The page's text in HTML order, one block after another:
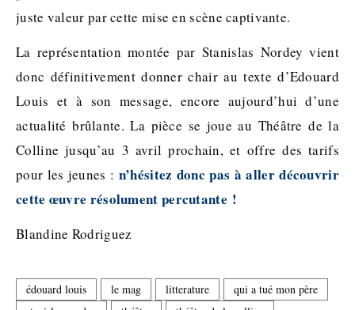
juste valeur par cette mise en scène captivante.
La représentation montée par Stanislas Nordey vient
donc définitivement donner chair au texte d’Edouard
Louis et à son message, encore aujourd’hui d’une
actualité brûlante. La pièce se joue au Théâtre de la
Colline jusqu’au 3 avril prochain, et offre des tarifs
pour les jeunes : n’hésitez donc pas à aller découvrir
cette œuvre résolument percutante !
Blandine Rodriguez
édouard louis le mag litterature
qui a tué mon père